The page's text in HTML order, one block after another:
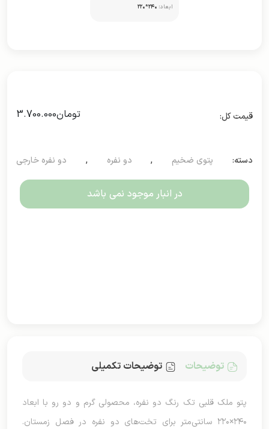
ابعاد: ۲۴۰*۲۲۰
تومان3.700.000
دسته: پتوی ضخیم , دو نفره , دو نفره خارجی
در انبار موجود نمی باشد
توضیحات توضیحات تکمیلی
پتو ملک قلبی تک رنگ دو نفره، محصولی گرم و دو رو با ابعاد
۲۴۰×۲۲۰ سانتی‌متر برای تخت‌های دو نفره در فصل زمستان.